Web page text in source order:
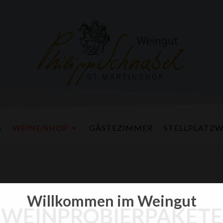
WEINE/SHOP GÄSTEZIMMER
WEINPROBIERPAKETE
Willkommen im Weingut